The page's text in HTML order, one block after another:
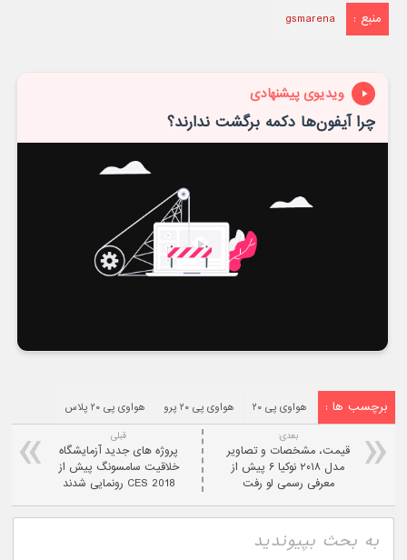
منبع : gsmarena
ویدیوی پیشنهادی
چرا آیفون‌ها دکمه برگشت ندارند؟
برچسب ها : هواوی پی ۲۰ هواوی پی ۲۰ پرو هواوی پی ۲۰ پلاس
قبلی
پروژه های جدید آزمایشگاه
خلاقیت سامسونگ پیش از
CES 2018 رونمایی شدند
بعدی:
قیمت، مشخصات و تصاویر
مدل ۲۰۱۸ نوکیا ۶ پیش از
معرفی رسمی لو رفت